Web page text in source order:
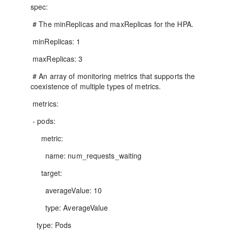
spec:
# The minReplicas and maxReplicas for the HPA.
minReplicas: 1
maxReplicas: 3
# An array of monitoring metrics that supports the
coexistence of multiple types of metrics.
metrics:
- pods:
metric:
name: num_requests_waiting
target:
averageValue: 10
type: AverageValue
type: Pods